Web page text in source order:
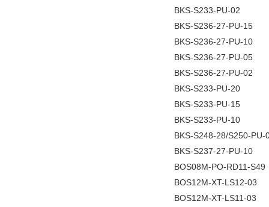
BKS-S233-PU-02
BKS-S236-27-PU-15
BKS-S236-27-PU-10
BKS-S236-27-PU-05
BKS-S236-27-PU-02
BKS-S233-PU-20
BKS-S233-PU-15
BKS-S233-PU-10
BKS-S248-28/S250-PU-
BKS-S237-27-PU-10
BOS08M-PO-RD11-S49
BOS12M-XT-LS12-03
BOS12M-XT-LS11-03